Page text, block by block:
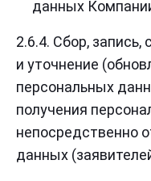
данных
2.6.4. Сбор, запись,
и уточнение
персональных
получения
непосредственно
данных